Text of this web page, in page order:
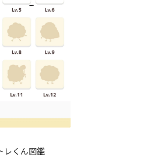
レくん図鑑